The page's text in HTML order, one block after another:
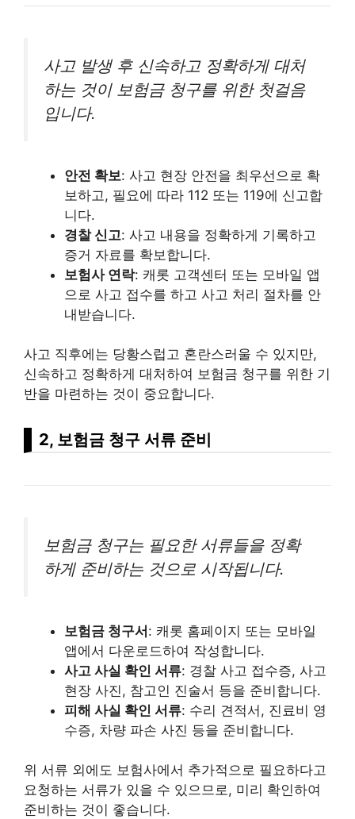
사고 발생 후 신속하고 정확하게 대처
하는 것이 보험금 청구를 위한 첫걸음
입니다.
안전 확보: 사고 현장 안전을 최우선으로 확
보하고, 필요에 따라 112 또는 119에 신고합
니다.
경찰 신고: 사고 내용을 정확하게 기록하고
증거 자료를 확보합니다.
보험사 연락: 캐롯 고객센터 또는 모바일 앱
으로 사고 접수를 하고 사고 처리 절차를 안
내받습니다.
사고 직후에는 당황스럽고 혼란스러울 수 있지만,
신속하고 정확하게 대처하여 보험금 청구를 위한 기
반을 마련하는 것이 중요합니다.
2, 보험금 청구 서류 준비
보험금 청구는 필요한 서류들을 정확
하게 준비하는 것으로 시작됩니다.
보험금 청구서: 캐롯 홈페이지 또는 모바일
앱에서 다운로드하여 작성합니다.
사고 사실 확인 서류: 경찰 사고 접수증, 사고
현장 사진, 참고인 진술서 등을 준비합니다.
피해 사실 확인 서류: 수리 견적서, 진료비 영
수증, 차량 파손 사진 등을 준비합니다.
위 서류 외에도 보험사에서 추가적으로 필요하다고
요청하는 서류가 있을 수 있으므로, 미리 확인하여
준비하는 것이 좋습니다.